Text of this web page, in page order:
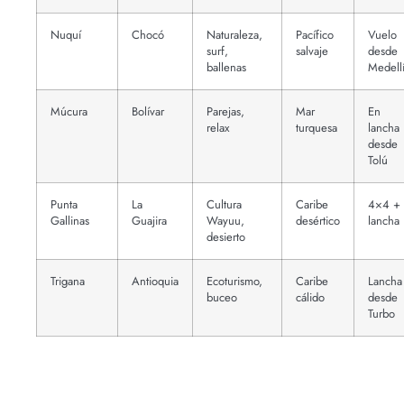
Nuquí Chocó
Naturaleza,
surf,
ballenas
Pacífico
salvaje
Vuelo
desde
Múcura Bolívar
Parejas,
relax
Mar
turquesa
En
lancha
desde
Tolú
Punta
Gallinas
La
Guajira
Cultura
Wayuu,
desierto
Caribe
desértico
4×4 +
lancha
Trigana Antioquia
Ecoturismo,
buceo
Caribe
cálido
Lancha
desde
Turbo